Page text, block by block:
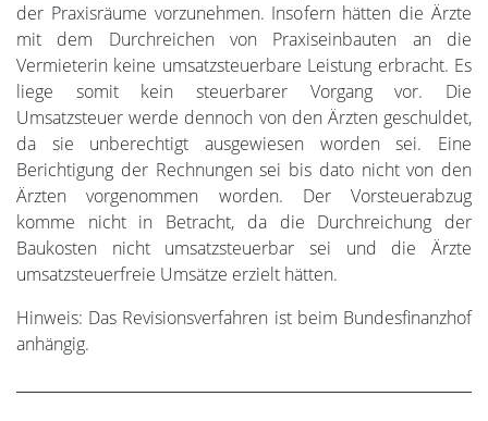
der Praxisräume vorzunehmen. Insofern hätten die Ärzte
mit dem Durchreichen von Praxiseinbauten an die
Vermieterin keine umsatzsteuerbare Leistung erbracht. Es
liege somit kein steuerbarer Vorgang vor. Die
Umsatzsteuer werde dennoch von den Ärzten geschuldet,
da sie unberechtigt ausgewiesen worden sei. Eine
Berichtigung der Rechnungen sei bis dato nicht von den
Ärzten vorgenommen worden. Der Vorsteuerabzug
komme nicht in Betracht, da die Durchreichung der
Baukosten nicht umsatzsteuerbar sei und die Ärzte
umsatzsteuerfreie Umsätze erzielt hätten.
Hinweis: Das Revisionsverfahren ist beim Bundesfinanzhof
anhängig.